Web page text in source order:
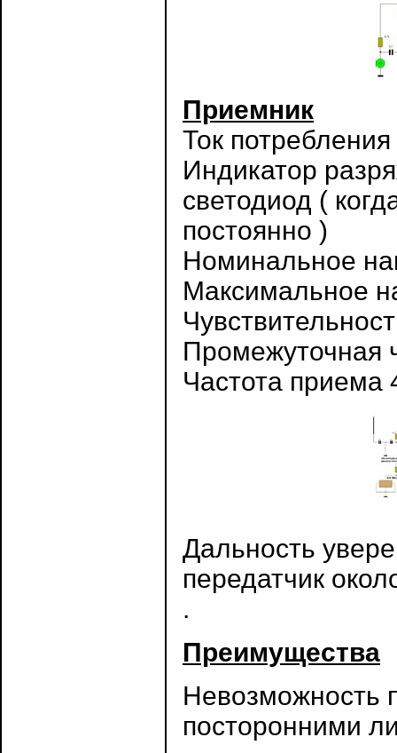
Приемник
Ток
Индикатор
светодиод (
постоянно )
Номинальное
Максимальное
Промежуточная
Частота приема
Дальность
передатчик
.
Преимущества
Невозможность
посторонними